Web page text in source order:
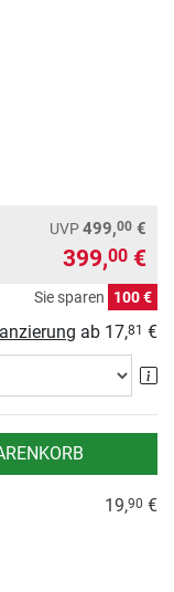
UVP499,00 €
399,00 €
Sie sparen 100 €
ab 17,81 €
19,90 €